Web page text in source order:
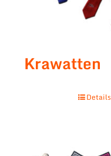
Krawatten
Details